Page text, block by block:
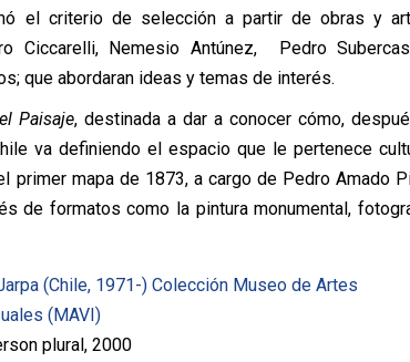
el criterio de selección a partir de obras y
Ciccarelli, Nemesio Antúnez, Pedro
que abordaran ideas y temas de interés.
Paisaje, destinada a dar a conocer cómo,
va definiendo el espacio que le pertenece
primer mapa de 1873, a cargo de Pedro Amado
de formatos como la pintura monumental,
plural, 2000